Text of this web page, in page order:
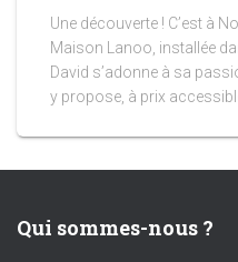
Une découverte ! C’est à
Maison Lanoo, installée
David s’adonne à sa
y propose, à prix
Qui sommes-nous ?